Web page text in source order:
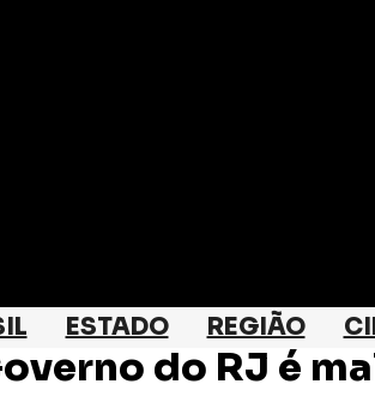
ESTADO REGIÃO
do RJ é